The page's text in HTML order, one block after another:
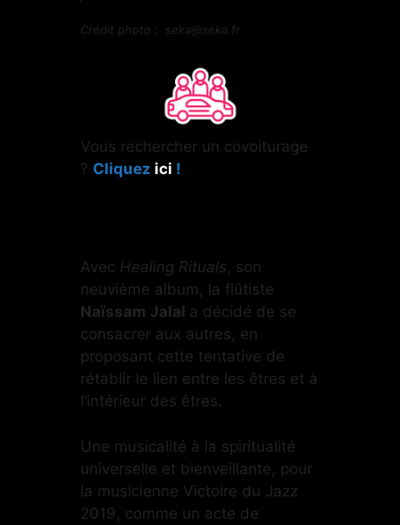
Crédit photo : seka@seka.fr
Vous rechercher un covoiturage
? Cliquez ici !
Avec Healing Rituals, son
neuvième album, la flûtiste
Naïssam Jalal a décidé de se
consacrer aux autres, en
proposant cette tentative de
rétablir le lien entre les êtres et à
l’intérieur des êtres.
Une musicalité à la spiritualité
universelle et bienveillante, pour
la musicienne Victoire du Jazz
2019, comme un acte de